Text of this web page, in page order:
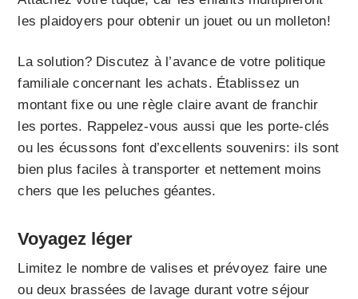
les plaidoyers pour obtenir un jouet ou un molleton!
La solution? Discutez à l’avance de votre politique
familiale concernant les achats. Établissez un
montant fixe ou une règle claire avant de franchir
les portes. Rappelez-vous aussi que les porte-clés
ou les écussons font d’excellents souvenirs: ils sont
bien plus faciles à transporter et nettement moins
chers que les peluches géantes.
Voyagez léger
Limitez le nombre de valises et prévoyez faire une
ou deux brassées de lavage durant votre séjour